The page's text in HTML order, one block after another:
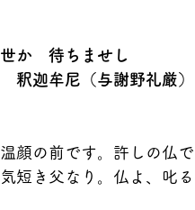
か　待ちませし
釈迦牟尼（与謝野礼厳）
顔の前です。許しの仏
短き父なり。仏よ、叱